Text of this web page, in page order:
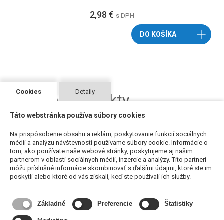
2,98 € s DPH
DO KOŠÍKA
Podobné produkty
Cookies Detaily
Táto webstránka používa súbory cookies
Na prispôsobenie obsahu a reklám, poskytovanie funkcií sociálnych
médií a analýzu návštevnosti používame súbory cookie. Informácie o
tom, ako používate naše webové stránky, poskytujeme aj našim
partnerom v oblasti sociálnych médií, inzercie a analýzy. Títo partneri
môžu príslušné informácie skombinovať s ďalšími údajmi, ktoré ste im
poskytli alebo ktoré od vás získali, keď ste používali ich služby.
Základné Preferencie Štatistiky